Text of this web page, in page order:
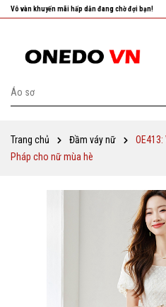
Vô vàn khuyến mãi hấp dẫn đang chờ đợi bạn!
Nhanh tay chọn cho mình những sản phẩm ưng ý
Trang chủ Đầm váy nữ
Pháp cho nữ mùa hè